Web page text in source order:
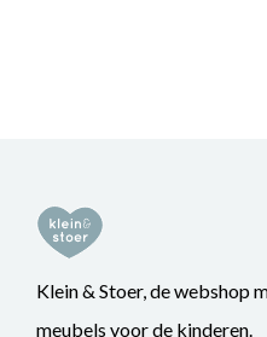
Klein & Stoer, de webshop
meubels voor de kinderen.